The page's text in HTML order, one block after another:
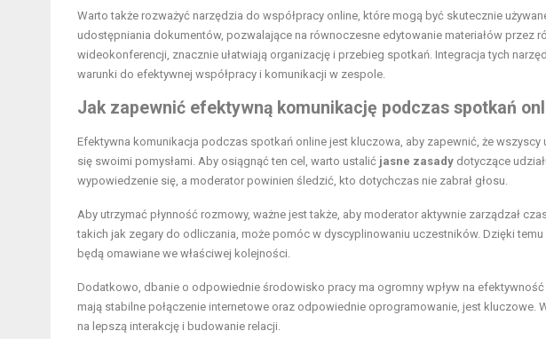
Warto także rozważyć narzędzia do współpracy online, które mogą być skutecznie
udostępniania dokumentów, pozwalające na równoczesne edytowanie materiałów przez
wideokonferencji, znacznie ułatwiają organizację i przebieg spotkań. Integracja tych
warunki do efektywnej współpracy i komunikacji w zespole.
Jak zapewnić efektywną komunikację podczas spotkań
Efektywna komunikacja podczas spotkań online jest kluczowa, aby zapewnić, że
się swoimi pomysłami. Aby osiągnąć ten cel, warto ustalić jasne zasady dotyczące
wypowiedzenie się, a moderator powinien śledzić, kto dotychczas nie zabrał głosu.
Aby utrzymać płynność rozmowy, ważne jest także, aby moderator aktywnie zarządzał
takich jak zegary do odliczania, może pomóc w dyscyplinowaniu uczestników. Dzięki
będą omawiane we właściwej kolejności.
Dodatkowo, dbanie o odpowiednie środowisko pracy ma ogromny wpływ na
mają stabilne połączenie internetowe oraz odpowiednie oprogramowanie, jest kluczowe.
na lepszą interakcję i budowanie relacji.